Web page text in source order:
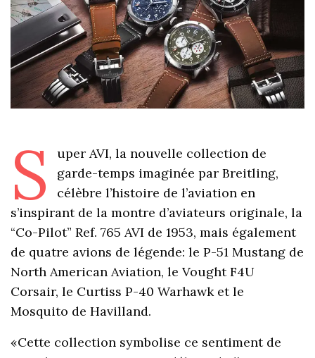
S
uper AVI, la nouvelle collection de
garde-temps imaginée par Breitling,
célèbre l’histoire de l’aviation en
s’inspirant de la montre d’aviateurs originale, la
“Co-Pilot” Ref. 765 AVI de 1953, mais également
de quatre avions de légende: le P-51 Mustang de
North American Aviation, le Vought F4U
Corsair, le Curtiss P-40 Warhawk et le
Mosquito de Havilland.
«Cette collection symbolise ce sentiment de